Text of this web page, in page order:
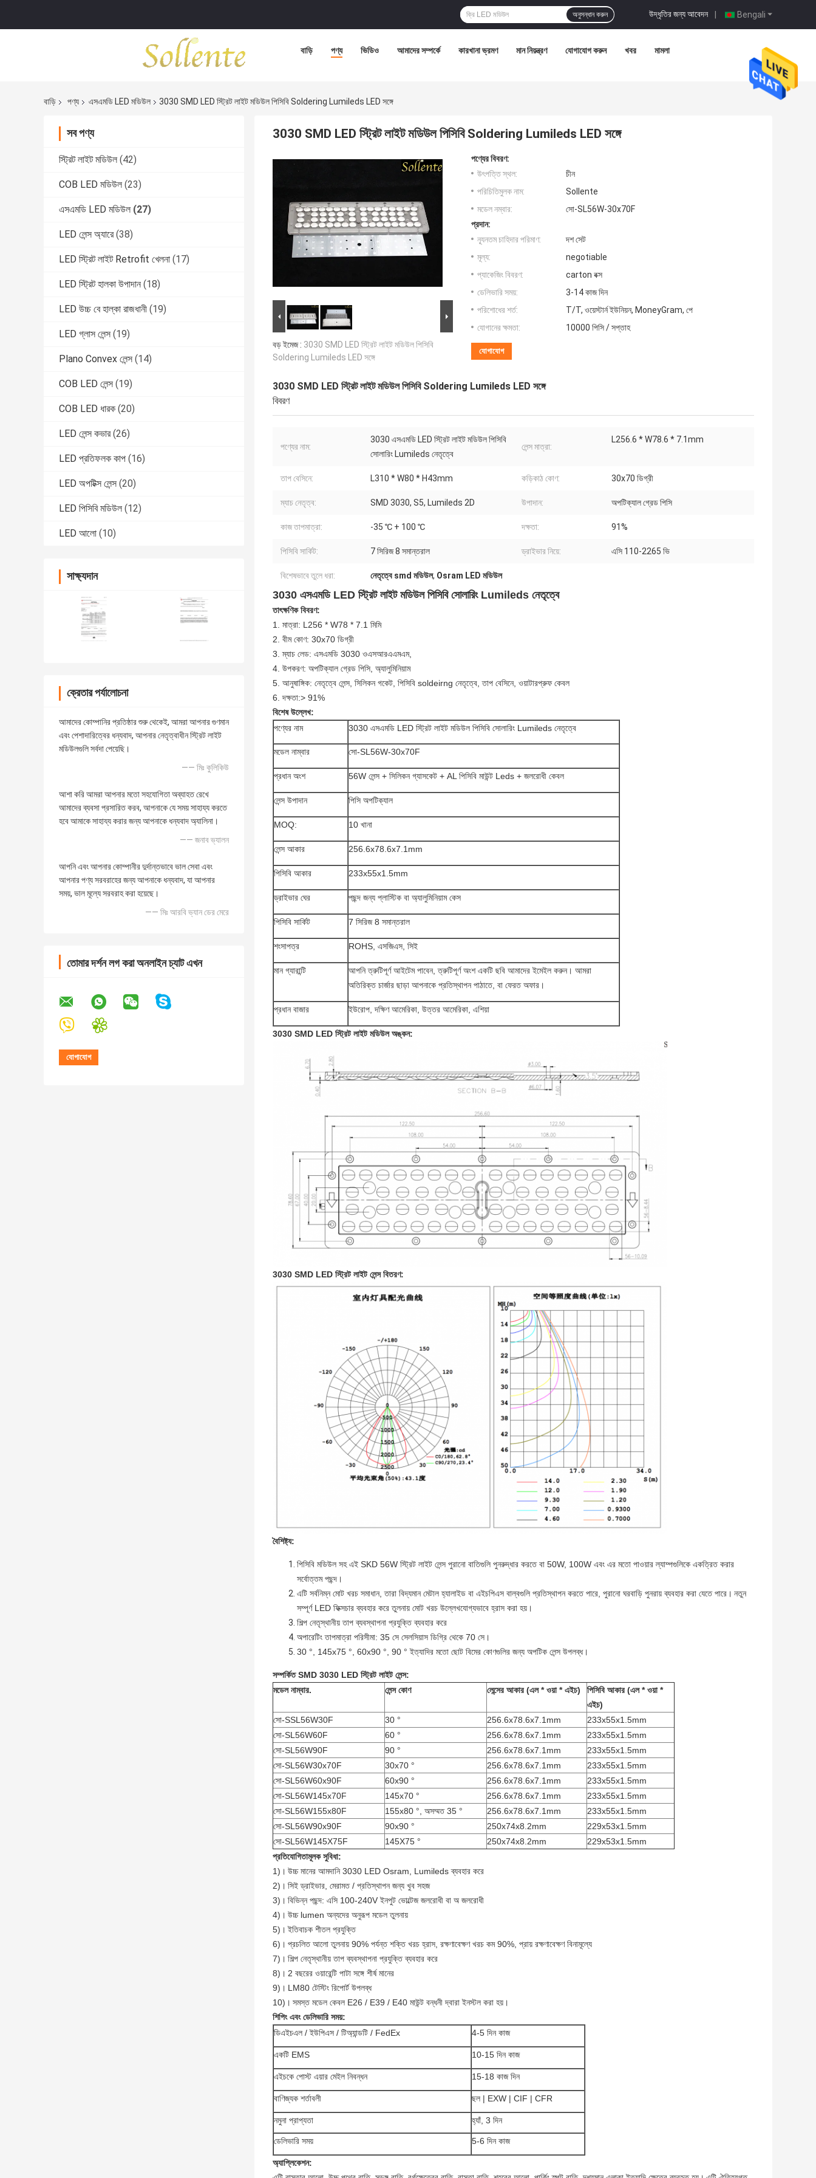
Bengali
উদ্ধৃতির জন্য আবেদন |
অনুসন্ধান করুন
বাড়ি পণ্য ভিডিও আমাদের সম্পর্কে কারখানা ভ্রমণ মান নিয়ন্ত্রণ যোগাযোগ করুন খবর মামলা
বাড়ি পণ্য এসএমডি LED মডিউল 3030 SMD LED স্ট্রিট লাইট মডিউল পিসিবি Soldering Lumileds LED সঙ্গে
সব পণ্য
স্ট্রিট লাইট মডিউল (42)
COB LED মডিউল (23)
এসএমডি LED মডিউল (27)
LED লেন্স অ্যারে (38)
LED স্ট্রিট লাইট Retrofit খেলনা (17)
LED স্ট্রিট হালকা উপাদান (18)
LED উচ্চ বে হাল্কা রাজধানী (19)
LED গ্লাস লেন্স (19)
Plano Convex লেন্স (14)
COB LED লেন্স (19)
COB LED ধারক (20)
LED লেন্স কভার (26)
LED প্রতিফলক কাপ (16)
LED অপটিক্স লেন্স (20)
LED পিসিবি মডিউল (12)
LED আলো (10)
সাক্ষ্যদান
ক্রেতার পর্যালোচনা
আমাদের কোম্পানির প্রতিষ্ঠার শুরু থেকেই, আমরা আপনার গুণমান
এবং পেশাদারিত্বের ধন্যবাদ, আপনার নেতৃত্বাধীন স্ট্রিট লাইট
মডিউলগুলি সর্বদা পেয়েছি।
—— মিঃ কুলিকিউ
আশা করি আমরা আপনার মতো সহযোগিতা অব্যাহত রেখে
আমাদের ব্যবসা প্রসারিত করব, আপনাকে যে সময় সাহায্য করতে
হবে আমাকে সাহায্য করার জন্য আপনাকে ধন্যবাদ অ্যালিনা।
—— জনাব ভ্যালন
আপনি এবং আপনার কোম্পানীর দুর্দান্তভাবে ভাল সেবা এবং
আপনার পণ্য সরবরাহের জন্য আপনাকে ধন্যবাদ, যা আপনার
সময়, ভাল মূল্যে সরবরাহ করা হয়েছে।
—— মিঃ আরবি ভ্যান ডের মেরে
তোমার দর্শন লগ করা অনলাইন চ্যাট এখন
3030 SMD LED স্ট্রিট লাইট মডিউল পিসিবি Soldering Lumileds LED সঙ্গে
বড় ইমেজ : 3030 SMD LED স্ট্রিট লাইট মডিউল পিসিবি
Soldering Lumileds LED সঙ্গে
পণ্যের বিবরণ:
উৎপত্তি স্থল:
চীন
পরিচিতিমুলক নাম:
Sollente
মডেল নম্বার:
সো-SL56W-30x70F
প্রদান:
ন্যূনতম চাহিদার পরিমাণ:
দশ সেট
মূল্য:
negotiable
প্যাকেজিং বিবরণ:
carton বক্স
ডেলিভারি সময়:
3-14 কাজ দিন
পরিশোধের শর্ত:
T/T, ওয়েস্টার্ন ইউনিয়ন, MoneyGram, পে
যোগানের ক্ষমতা:
10000 পিসি / সপ্তাহ
যোগাযোগ
3030 SMD LED স্ট্রিট লাইট মডিউল পিসিবি Soldering Lumileds LED সঙ্গে
বিবরণ
পণ্যের নাম:
3030 এসএমডি LED স্ট্রিট লাইট মডিউল পিসিবি
সোলারিং Lumileds নেতৃত্বে
লেন্স মাত্রা:
L256.6 * W78.6 * 7.1mm
তাপ বেসিনে: L310 * W80 * H43mm কড়িকাঠ কোণ: 30x70 ডিগ্রী
ম্যাচ নেতৃত্ব: SMD 3030, S5, Lumileds 2D উপাদান: অপটিক্যাল গ্রেড পিসি
কাজ তাপমাত্রা: -35 ℃ + 100 ℃ দক্ষতা: 91%
পিসিবি সার্কিট: 7 সিরিজ 8 সমান্তরাল ড্রাইভার নিয়ে: এসি 110-2265 ভি
বিশেষভাবে তুলে ধরা: নেতৃত্বে smd মডিউল, Osram LED মডিউল
3030 এসএমডি LED স্ট্রিট লাইট মডিউল পিসিবি সোলারিং Lumileds নেতৃত্বে
তাৎক্ষণিক বিবরণ:
1. মাত্রা: L256 * W78 * 7.1 মিমি
2. বীম কোণ: 30x70 ডিগ্রী
3. ম্যাচ লেড: এসএমডি 3030 ওএসআরএএমএম,
4. উপকরণ: অপটিক্যাল গ্রেড পিসি, অ্যালুমিনিয়াম
5. আনুষাঙ্গিক: নেতৃত্বে লেন্স, সিলিকন গকেট, পিসিবি soldeirng নেতৃত্বে, তাপ বেসিনে, ওয়াটারপ্রুফ কেবল
6.দক্ষতা:> 91%
বিশেষ উল্লেখ:
পণ্যের নাম
3030 এসএমডি LED স্ট্রিট লাইট মডিউল পিসিবি সোলারিং Lumileds নেতৃত্বে
মডেল নাম্বার সো-SL56W-30x70F
প্রধান অংশ 56W লেন্স + সিলিকন গ্যাসকেট + AL পিসিবি মাউন্ট Leds + জলরোধী কেবল
লেন্স উপাদান পিসি অপটিক্যাল
MOQ: 10 খানা
লেন্স আকার 256.6x78.6x7.1mm
পিসিবি আকার 233x55x1.5mm
ড্রাইভার ঘের পছন্দ জন্য প্লাস্টিক বা অ্যালুমিনিয়াম কেস
পিসিবি সার্কিট 7 সিরিজ 8 সমান্তরাল
শংসাপত্র ROHS, এসজিএস, সিই
মান গ্যারান্টি আপনি ত্রুটিপূর্ণ আইটেম পাবেন, ত্রুটিপূর্ণ অংশ একটি ছবি আমাদের ইমেইল করুন। আমরা
অতিরিক্ত চার্জার ছাড়া আপনাকে প্রতিস্থাপন পাঠাতে, বা ফেরত অফার।
প্রধান বাজার ইউরোপ, দক্ষিণ আমেরিকা, উত্তর আমেরিকা, এশিয়া
3030 SMD LED স্ট্রিট লাইট মডিউল অঙ্কন:
3030 SMD LED স্ট্রিট লাইট লেন্স বিতরণ:
বৈশিষ্ট্য:
পিসিবি মডিউল সহ এই SKD 56W স্ট্রিট লাইট লেন্স পুরানো বাতিগুলি পুনরুদ্ধার করতে বা 50W, 100W এবং এর মতো পাওয়ার ল্যাম্পগুলিকে একত্রিত করার
সর্বোত্তম পছন্দ।
এটি সর্বনিম্ন মোট খরচ সমাধান, তারা বিদ্যমান মেটাল হ্যালাইড বা এইচপিএস বাল্বগুলি প্রতিস্থাপন করতে পারে, পুরানো ঘরবাড়ি পুনরায় ব্যবহার করা যেতে পারে। নতুন
সম্পূর্ণ LED ফিক্সচার ব্যবহার করে তুলনায় মোট খরচ উল্লেখযোগ্যভাবে হ্রাস করা হয়।
শিল্প নেতৃস্থানীয় তাপ ব্যবস্থাপনা প্রযুক্তি ব্যবহার করে
অপারেটিং তাপমাত্রা পরিসীমা: 35 সে সেলসিয়াস ডিগ্রি থেকে 70 সে।
30 °, 145x75 °, 60x90 °, 90 ° ইত্যাদির মতো ছোট বিমের কোণগুলির জন্য অপটিক লেন্স উপলব্ধ।
সম্পর্কিত SMD 3030 LED স্ট্রিট লাইট লেন্স:
মডেল নাম্বার.
লেন্স কোণ লেন্সের আকার (এল * ওয়া * এইচ)
পিসিবি আকার (এল * ওয়া *
এইচ)
সো-SSL56W30F
30 ° 256.6x78.6x7.1mm
233x55x1.5mm
সো-SL56W60F
60 ° 256.6x78.6x7.1mm
233x55x1.5mm
সো-SL56W90F
90 ° 256.6x78.6x7.1mm
233x55x1.5mm
সো-SL56W30x70F
30x70 ° 256.6x78.6x7.1mm
233x55x1.5mm
সো-SL56W60x90F
60x90 ° 256.6x78.6x7.1mm
233x55x1.5mm
সো-SL56W145x70F
145x70 ° 256.6x78.6x7.1mm
233x55x1.5mm
সো-SL56W155x80F
155x80 °, অসম্মত 35 ° 256.6x78.6x7.1mm
233x55x1.5mm
সো-SL56W90x90F
90x90 ° 250x74x8.2mm
229x53x1.5mm
সো-SL56W145X75F
145X75 ° 250x74x8.2mm
229x53x1.5mm
প্রতিযোগিতামূলক সুবিধা:
1)। উচ্চ মানের আমদানি 3030 LED Osram, Lumileds ব্যবহার করে
2)। সিই ড্রাইভার, মেরামত / প্রতিস্থাপন জন্য খুব সহজ
3)। বিভিন্ন পছন্দ: এসি 100-240V ইনপুট ভোল্টেজ জলরোধী বা অ জলরোধী
4)। উচ্চ lumen অন্যদের অনুরূপ মডেল তুলনায়
5)। ইতিবাচক শীতল প্রযুক্তি
6)। প্রচলিত আলো তুলনায় 90% পর্যন্ত শক্তি খরচ হ্রাস, রক্ষণাবেক্ষণ খরচ কম 90%, প্রায় রক্ষণাবেক্ষণ বিনামূল্যে
7)। শিল্প নেতৃস্থানীয় তাপ ব্যবস্থাপনা প্রযুক্তি ব্যবহার করে
8)। 2 বছরের ওয়ারেন্টি পাটা সঙ্গে শীর্ষ মানের
9)। LM80 টেস্টিং রিপোর্ট উপলব্ধ
10)। সমস্ত মডেল কেবল E26 / E39 / E40 মাউন্ট বন্ধনী দ্বারা ইনস্টল করা হয়।
শিপিং এবং ডেলিভারি সময়:
ডিএইচএল / ইউপিএস / টিঅ্যান্ডটি / FedEx
4-5 দিন কাজ
একটি EMS 10-15 দিন কাজ
এইচকে পোস্ট এয়ার মেইল ​​নিবন্ধন 15-18 কাজ দিন
বাণিজ্যক শর্তাবলী ছল | EXW | CIF | CFR
নমুনা প্রাপ্যতা হ্যাঁ, 3 দিন
ডেলিভারি সময় 5-6 দিন কাজ
অ্যাপ্লিকেশন: